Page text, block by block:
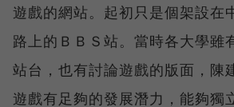
遊戲的網站。起初只是個架設在
路上的ＢＢＳ站。當時各大學雖
站台，也有討論遊戲的版面，陳
遊戲有足夠的發展潛力，能夠獨